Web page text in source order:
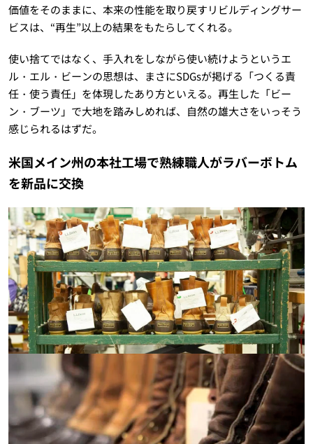
価値をそのままに、本来の性能を取り戻すリビルディングサー
ビスは、“再生”以上の結果をもたらしてくれる。
使い捨てではなく、手入れをしながら使い続けようというエ
ル・エル・ビーンの思想は、まさにSDGsが掲げる「つくる責
任・使う責任」を体現したあり方といえる。再生した「ビー
ン・ブーツ」で大地を踏みしめれば、自然の雄大さをいっそう
感じられるはずだ。
米国メイン州の本社工場で熟練職人がラバーボトム
を新品に交換